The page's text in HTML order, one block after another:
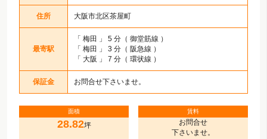
住所 大阪市北区茶屋町
最寄駅
「 梅田
」 5 分（ 御堂筋線 ）
「 梅田
」 3 分（ 阪急線 ）
「 大阪 」 7 分（ 環状線 ）
保証金 お問合せ下さいませ。
面積
28.82坪
賃料
お問合せ
下さいませ。